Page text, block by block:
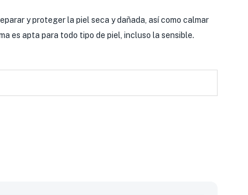
y proteger la piel seca y dañada, así como calmar
es apta para todo tipo de piel, incluso la sensible.